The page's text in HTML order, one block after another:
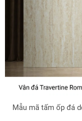
Mẫu mã tấm ốp đá